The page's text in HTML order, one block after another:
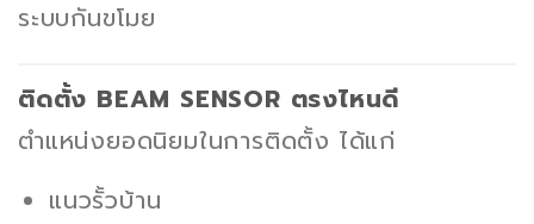
ระบบกันขโมย
ติดตั้ง BEAM SENSOR ตรงไหนดี
ตำแหน่งยอดนิยมในการติดตั้ง ได้แก่
แนวรั้วบ้าน